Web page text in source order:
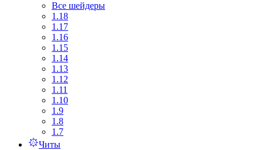
Все шейдеры
1.18
1.17
1.16
1.15
1.14
1.13
1.12
1.11
1.10
1.9
1.8
1.7
Читы